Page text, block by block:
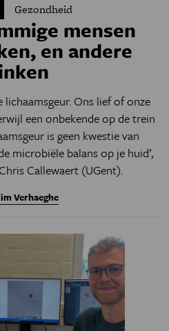
Gezondheid
mensen
en andere
lichaamsgeur. Ons lief of onze
een onbekende op de trein
is geen kwestie van
microbiële balans op je huid’,
Callewaert (UGent).
Verhaeghe